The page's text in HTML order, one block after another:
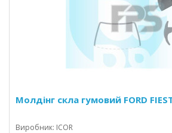
Молдінг скла гумовий FORD
Виробник: ICOR